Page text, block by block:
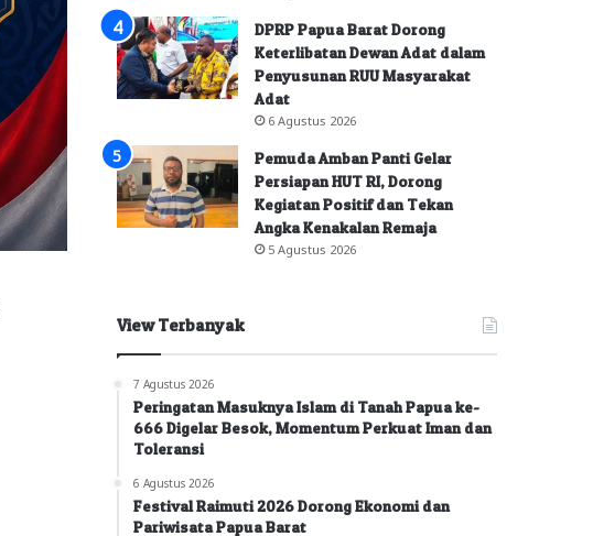
DPRP Papua Barat Dorong
Keterlibatan Dewan Adat dalam
Penyusunan RUU Masyarakat
Adat
6 Agustus 2026
Pemuda Amban Panti Gelar
Persiapan HUT RI, Dorong
Kegiatan Positif dan Tekan
Angka Kenakalan Remaja
5 Agustus 2026
View Terbanyak
7 Agustus 2026
Peringatan Masuknya Islam di Tanah Papua ke-
666 Digelar Besok, Momentum Perkuat Iman dan
Toleransi
6 Agustus 2026
Festival Raimuti 2026 Dorong Ekonomi dan
Pariwisata Papua Barat